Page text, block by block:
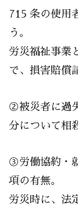
715 条の使用
う。
労災福祉事業
で、損害賠償
②被災者に過
分について相
③労働協約・
項の有無。
労災時に、法